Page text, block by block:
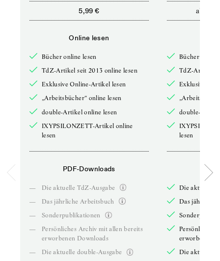
5,99 €
Online lesen
Bücher online lesen
TdZ-Artikel seit 2013 online lesen
Exklusive Online-Artikel lesen
„Arbeitsbücher“ online lesen
double-Artikel online lesen
IXYPSILONZETT-Artikel online
lesen
PDF-Downloads
—
Die aktuelle TdZ-Ausgabe
—
Das jährliche Arbeitsbuch
—
Sonderpublikationen
—
Persönliches Archiv mit allen bereits
erworbenen Downloads
—
Die aktuelle double-Ausgabe
ab
Bücher online
TdZ-Artikel
Exklusive
double-
lesen
Die aktuelle
Das jährliche
Persönliches
erworbenen
Die aktuelle